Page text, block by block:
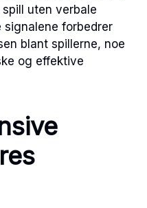
uten verbale
signalene forbedrer
blant spillerne, noe
og effektive